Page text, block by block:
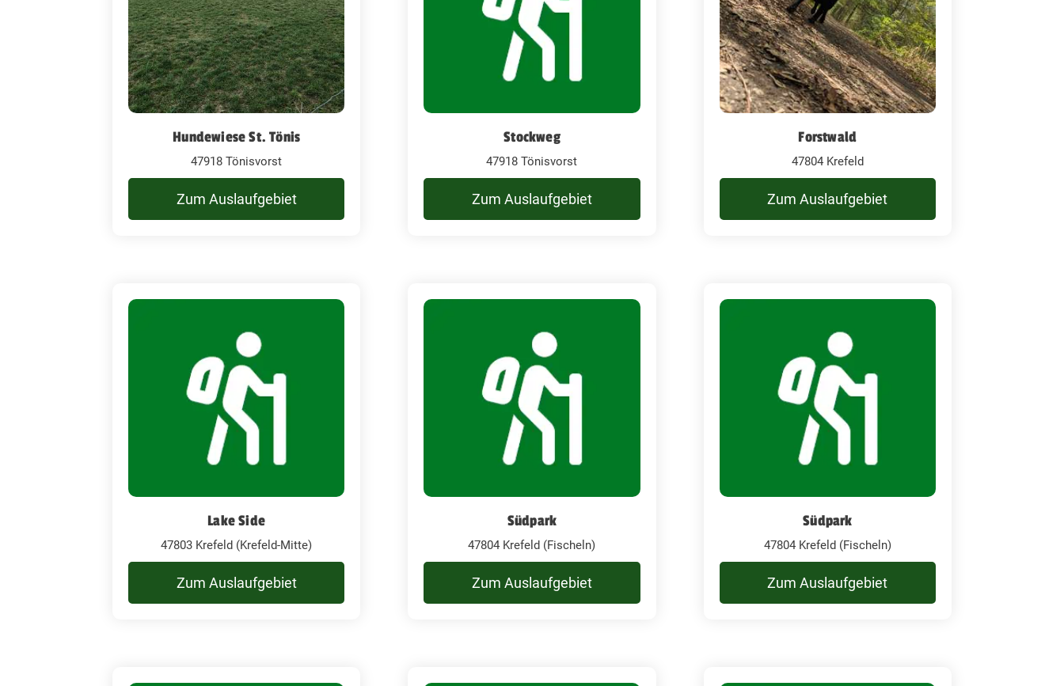
Hundewiese St. Tönis
47918 Tönisvorst
Zum Auslaufgebiet
Stockweg
47918 Tönisvorst
Zum Auslaufgebiet
Forstwald
47804 Krefeld
Zum Auslaufgebiet
Lake Side
47803 Krefeld (Krefeld-Mitte)
Zum Auslaufgebiet
Südpark
47804 Krefeld (Fischeln)
Zum Auslaufgebiet
Südpark
47804 Krefeld (Fischeln)
Zum Auslaufgebiet